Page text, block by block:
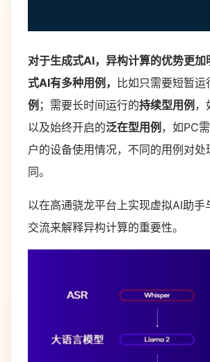
对于生成式AI，异构计算的优势更加
式AI有多种用例，
比如只需要短暂运
例 ；需要长时间运行的持续型用例 ，
以及始终开启的泛在型用例 ，如PC
户的设备使用情况，不同的用例对处
同。
以在高通骁龙平台上实现虚拟AI助手
交流来解释异构计算的重要性。